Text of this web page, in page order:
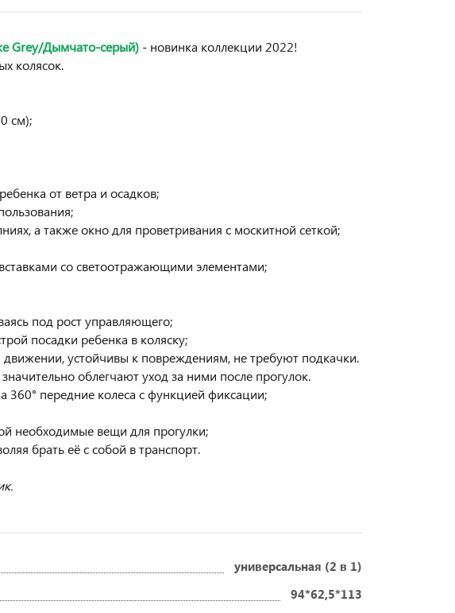
Grey/Дымчато-серый) - новинка коллекции 2022!
колясок.
см);
от ветра и осадков;
а также окно для проветривания с москитной сеткой;
со светоотражающими элементами;
под рост управляющего;
посадки ребенка в коляску;
устойчивы к повреждениям, не требуют подкачки.
облегчают уход за ними после прогулок.
передние колеса с функцией фиксации;
необходимые вещи для прогулки;
брать её с собой в транспорт.
универсальная (2 в 1)
94*62,5*113